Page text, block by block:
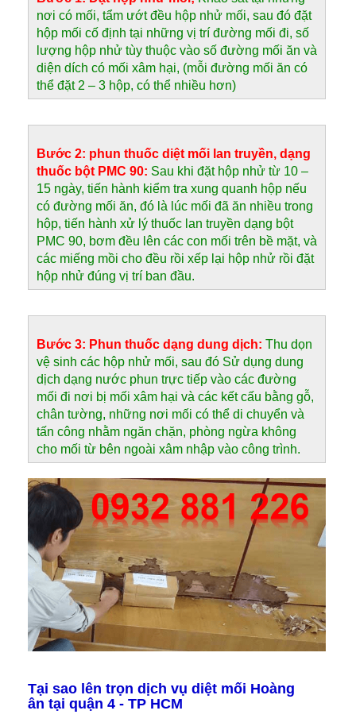
nơi có mối, tẩm ướt đều hộp nhử mối, sau đó đặt
hộp mối cố định tại những vị trí đường mối đi, số
lượng hộp nhử tùy thuộc vào số đường mối ăn và
diện dích có mối xâm hại, (mỗi đường mối ăn có
thể đặt 2 – 3 hộp, có thể nhiều hơn)
Bước 2: phun thuốc diệt mối lan truyền, dạng
thuốc bột PMC 90: Sau khi đặt hộp nhử từ 10 –
15 ngày, tiến hành kiểm tra xung quanh hộp nếu
có đường mối ăn, đó là lúc mối đã ăn nhiều trong
hộp, tiến hành xử lý thuốc lan truyền dạng bột
PMC 90, bơm đều lên các con mối trên bề mặt, và
các miếng mồi cho đều rồi xếp lại hộp nhử rồi đặt
hộp nhử đúng vị trí ban đầu.
Bước 3: Phun thuốc dạng dung dịch: Thu dọn
vệ sinh các hộp nhử mối, sau đó Sử dụng dung
dịch dạng nước phun trực tiếp vào các đường
mối đi nơi bị mối xâm hại và các kết cấu bằng gỗ,
chân tường, những nơi mối có thể di chuyển và
tấn công nhằm ngăn chặn, phòng ngừa không
cho mối từ bên ngoài xâm nhập vào công trình.
Tại sao lên trọn dịch vụ diệt mối Hoàng
ân tại quận 4 - TP HCM